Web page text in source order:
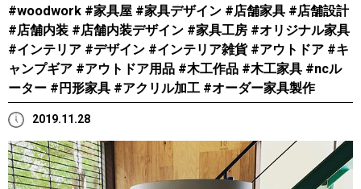
#woodwork #家具屋 #家具デザイン #店舗家具 #店舗設計
#店舗内装 #店舗内装デザイン #家具工房 #オリジナル家具
#インテリア #デザイン #インテリア雑貨 #アウトドア #キ
ャンプギア #アウトドア用品 #木工作品 #木工家具 #ncル
ーター #円形家具 #アクリル加工 #オーダー家具製作
2019.11.28